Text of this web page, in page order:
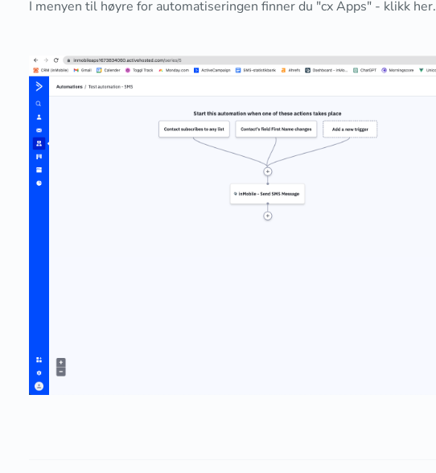
I menyen til høyre for automatiseringen finner du "cx Apps" - klikk her.